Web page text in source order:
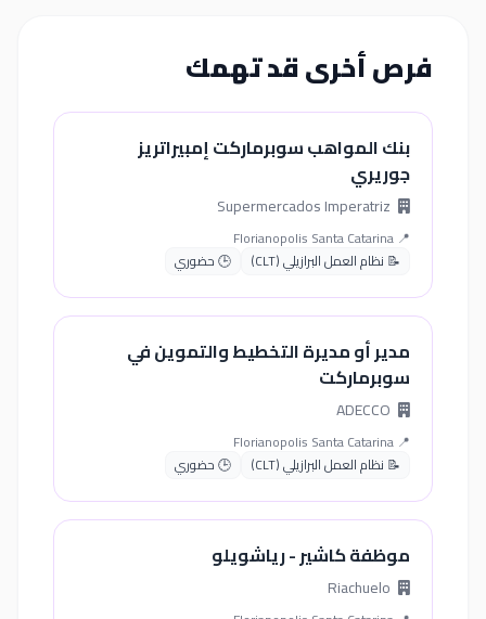
فرص أخرى قد تهمك
بنك المواهب سوبرماركت إمبيراتريز
جوريري
📍 Florianopolis Santa Catarina
📝 نظام العمل البرازيلي (CLT)
🕒 حضوري
مدير أو مديرة التخطيط والتموين في
سوبرماركت
📍 Florianopolis Santa Catarina
📝 نظام العمل البرازيلي (CLT)
🕒 حضوري
موظفة كاشير - رياشويلو